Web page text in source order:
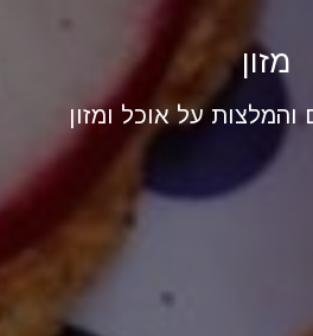
מזון
והמלצות על אוכל ומזון